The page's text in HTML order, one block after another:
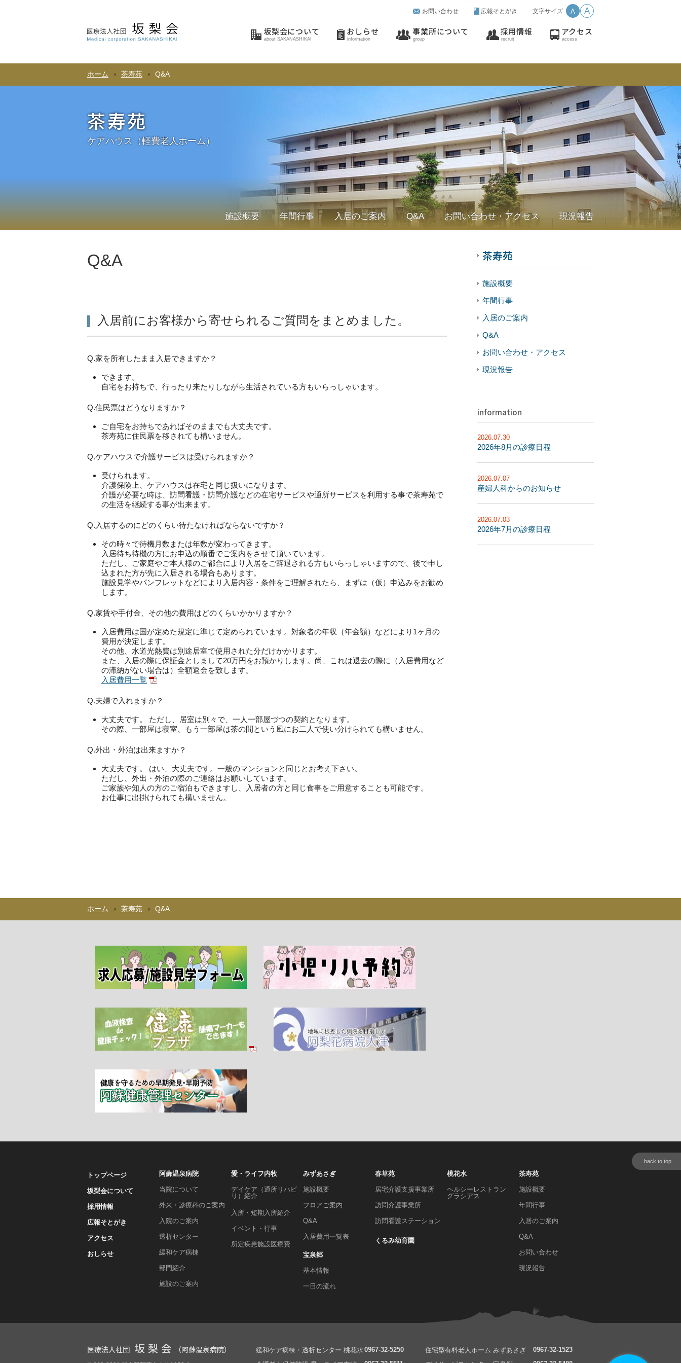
お問い合わせ 広報そとがき 文字サイズ A A
坂梨会について
about SAKANASHIKAI
おしらせ
information
事業所について
group
採用情報
recruit
アクセス
access
ホーム 茶寿苑 Q&A
茶寿苑
ケアハウス（軽費老人ホーム）
施設概要 年間行事 入居のご案内 Q&A お問い合わせ・アクセス 現況報告
Q&A
入居前にお客様から寄せられるご質問をまとめました。
Q.家を所有したまま入居できますか？
できます。
自宅をお持ちで、行ったり来たりしながら生活されている方もいらっしゃいます。
Q.住民票はどうなりますか？
ご自宅をお持ちであればそのままでも大丈夫です。
茶寿苑に住民票を移されても構いません。
Q.ケアハウスで介護サービスは受けられますか？
受けられます。
介護保険上、ケアハウスは在宅と同じ扱いになります。
介護が必要な時は、訪問看護・訪問介護などの在宅サービスや通所サービスを利用する事で茶寿苑で
の生活を継続する事が出来ます。
Q.入居するのにどのくらい待たなければならないですか？
その時々で待機月数または年数が変わってきます。
入居待ち待機の方にお申込の順番でご案内をさせて頂いています。
ただし、ご家庭やご本人様のご都合により入居をご辞退される方もいらっしゃいますので、後で申し
込まれた方が先に入居される場合もあります。
施設見学やパンフレットなどにより入居内容・条件をご理解されたら、まずは（仮）申込みをお勧め
します。
Q.家賃や手付金、その他の費用はどのくらいかかりますか？
入居費用は国が定めた規定に準じて定められています。対象者の年収（年金額）などにより1ヶ月の
費用が決定します。
その他、水道光熱費は別途居室で使用された分だけかかります。
また、入居の際に保証金としまして20万円をお預かりします。尚、これは退去の際に（入居費用など
の滞納がない場合は）全額返金を致します。
入居費用一覧
Q.夫婦で入れますか？
大丈夫です。 ただし、居室は別々で、一人一部屋づつの契約となります。
その際、一部屋は寝室、もう一部屋は茶の間という風にお二人で使い分けられても構いません。
Q.外出・外泊は出来ますか？
大丈夫です。 はい、大丈夫です。一般のマンションと同じとお考え下さい。
ただし、外出・外泊の際のご連絡はお願いしています。
ご家族や知人の方のご宿泊もできますし、入居者の方と同じ食事をご用意することも可能です。
お仕事に出掛けられても構いません。
茶寿苑
施設概要
年間行事
入居のご案内
Q&A
お問い合わせ・アクセス
現況報告
information
2026.07.30
2026年8月の診療日程
2026.07.07
産婦人科からのお知らせ
2026.07.03
2026年7月の診療日程
ホーム 茶寿苑 Q&A
back to top
トップページ
坂梨会について
採用情報
広報そとがき
アクセス
おしらせ
阿蘇温泉病院
当院について
外来・診療科のご案内
入院のご案内
透析センター
緩和ケア病棟
部門紹介
施設のご案内
愛・ライフ内牧
デイケア（通所リハビ
リ）紹介
入所・短期入所紹介
イベント・行事
所定疾患施設医療費
みずあさぎ
施設概要
フロアご案内
Q&A
入居費用一覧表
宝泉郷
基本情報
一日の流れ
春草苑
居宅介護支援事業所
訪問介護事業所
訪問看護ステーション
くるみ幼育園
桃花水
ヘルシーレストラン
グラシアス
茶寿苑
施設概要
年間行事
入居のご案内
Q&A
お問い合わせ
現況報告
医療法人社団 坂梨会 （阿蘇温泉病院） 緩和ケア病棟・透析センター 桃花水0967-32-5250 住宅型有料老人ホーム みずあさぎ
0967-32-1523